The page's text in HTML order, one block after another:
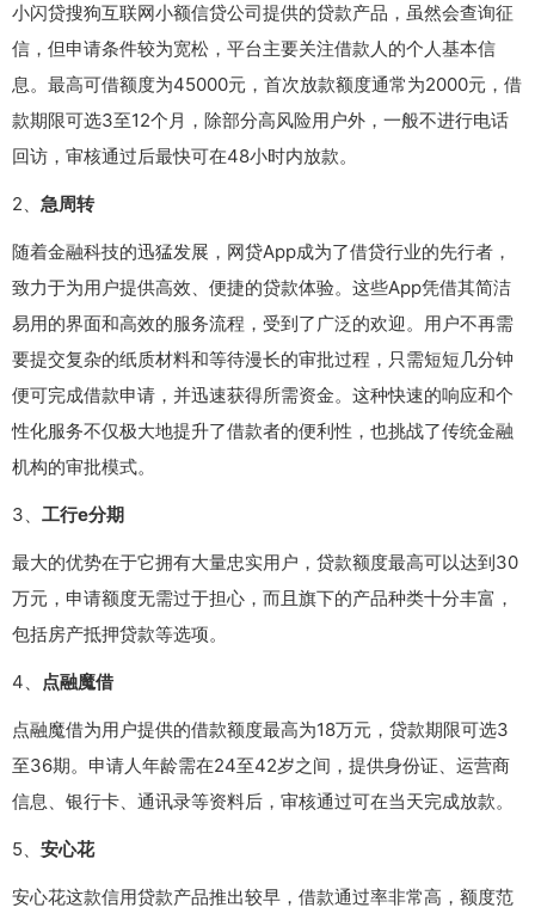
小闪贷搜狗互联网小额信贷公司提供的贷款产品，虽然会查询征
信，但申请条件较为宽松，平台主要关注借款人的个人基本信
息。最高可借额度为45000元，首次放款额度通常为2000元，借
款期限可选3至12个月，除部分高风险用户外，一般不进行电话
回访，审核通过后最快可在48小时内放款。
2、 急周转
随着金融科技的迅猛发展，网贷App成为了借贷行业的先行者，
致力于为用户提供高效、便捷的贷款体验。这些App凭借其简洁
易用的界面和高效的服务流程，受到了广泛的欢迎。用户不再需
要提交复杂的纸质材料和等待漫长的审批过程，只需短短几分钟
便可完成借款申请，并迅速获得所需资金。这种快速的响应和个
性化服务不仅极大地提升了借款者的便利性，也挑战了传统金融
机构的审批模式。
3、 工行e分期
最大的优势在于它拥有大量忠实用户，贷款额度最高可以达到30
万元，申请额度无需过于担心，而且旗下的产品种类十分丰富，
包括房产抵押贷款等选项。
4、 点融魔借
点融魔借为用户提供的借款额度最高为18万元，贷款期限可选3
至36期。申请人年龄需在24至42岁之间，提供身份证、运营商
信息、银行卡、通讯录等资料后，审核通过可在当天完成放款。
5、 安心花
安心花这款信用贷款产品推出较早，借款通过率非常高，额度范